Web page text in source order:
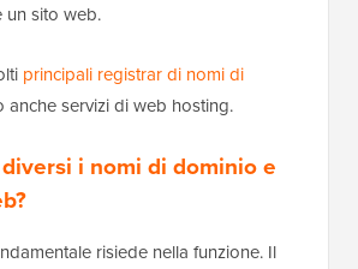
un sito web.
principali registrar di nomi di
anche servizi di web hosting.
i nomi di dominio e
risiede nella funzione. Il